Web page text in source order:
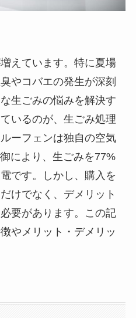
えています。特に夏場
やコバエの発生が深刻
生ごみの悩みを解決す
いるのが、生ごみ処理
ーフェンは独自の空気
により、生ごみを77%
です。しかし、購入を
けでなく、デメリット
要があります。この記
やメリット・デメリッ